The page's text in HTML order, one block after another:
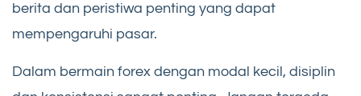
berita dan peristiwa penting yang dapat
mempengaruhi pasar.
Dalam bermain forex dengan modal kecil, disiplin